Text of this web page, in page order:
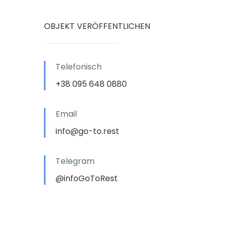
OBJEKT VERÖFFENTLICHEN
Telefonisch
+38 095 648 0880
Email
info@go-to.rest
Telegram
@infoGoToRest